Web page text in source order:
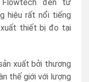
đến từ
hiệu rất nổi tiếng
xuất thiết bị đo tại
xuất bởi thương
thế giới với lượng